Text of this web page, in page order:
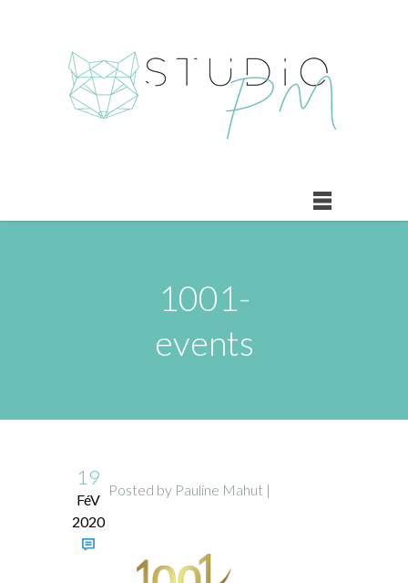
1001-
events
19
FéV
2020
Posted by Pauline Mahut |